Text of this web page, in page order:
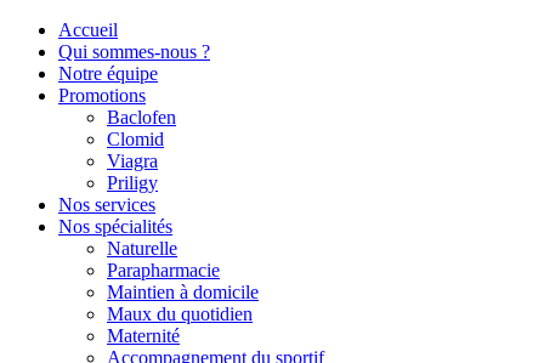
Accueil
Qui sommes-nous ?
Notre équipe
Promotions
Baclofen
Clomid
Viagra
Priligy
Nos services
Nos spécialités
Naturelle
Parapharmacie
Maintien à domicile
Maux du quotidien
Maternité
Accompagnement du sportif